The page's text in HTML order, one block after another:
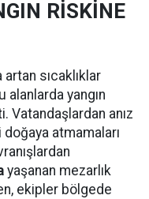
RİSKİNE
sıcaklıklar
yangın
anız
atmamaları
yaşanan mezarlık
ekipler bölgede